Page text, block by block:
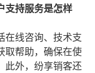
支持服务是怎样
在线咨询、技术支
取帮助，确保在使
此外，纷享销客还